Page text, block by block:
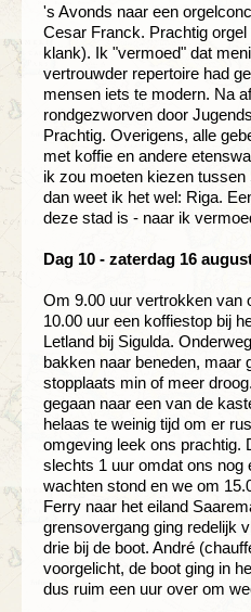
's Avonds naar een
Cesar Franck. Prachtig
klank). Ik "vermoed" dat
vertrouwder repertoire had
mensen iets te modern. Na
rondgezworven door
Prachtig. Overigens, alle
met koffie en andere
ik zou moeten kiezen
dan weet ik het wel: Riga.
deze stad is - naar ik
Dag 10 - zaterdag 16
Om 9.00 uur vertrokken van
10.00 uur een koffiestop bij
Letland bij Sigulda.
bakken naar beneden, maar
stopplaats min of meer
gegaan naar een van de
helaas te weinig tijd om er
omgeving leek ons prachtig.
slechts 1 uur omdat ons nog
wachten stond en we om
Ferry naar het eiland
grensovergang ging redelijk
drie bij de boot. André
voorgelicht, de boot ging in
dus ruim een uur over om